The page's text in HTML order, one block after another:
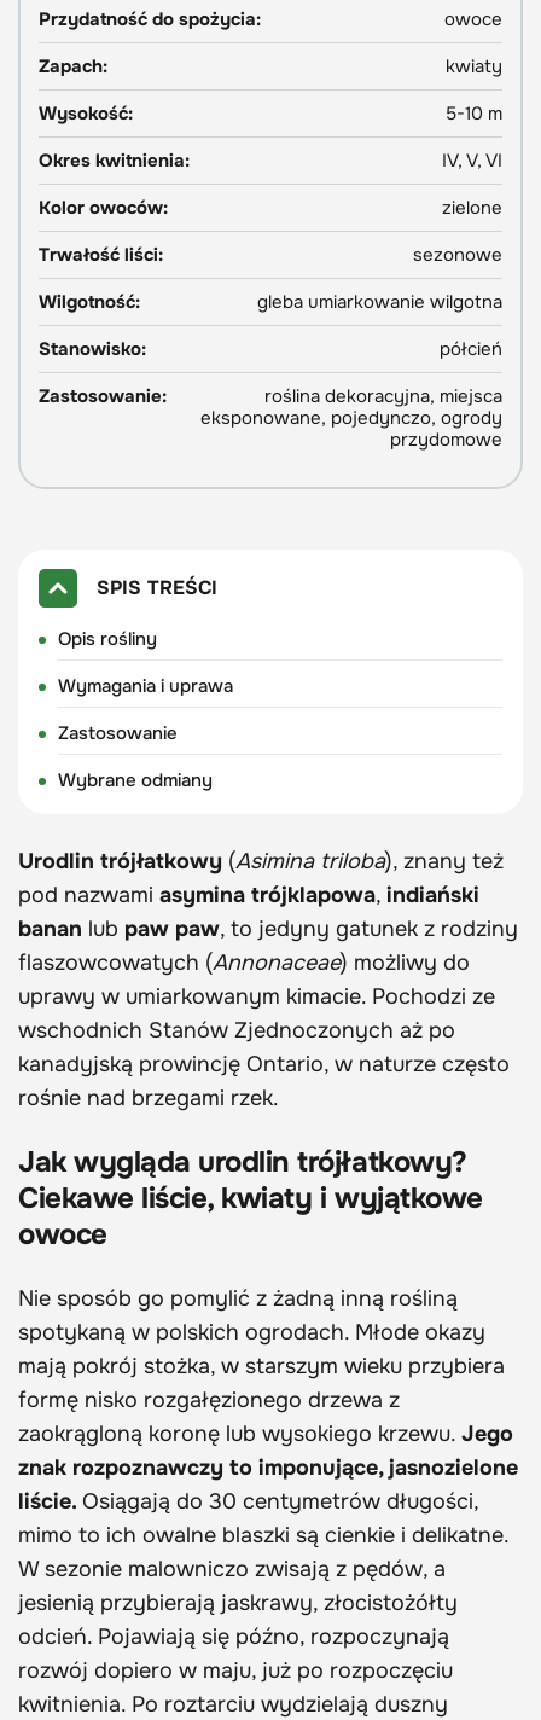
Przydatność do spożycia:
owoce
Zapach:
kwiaty
Wysokość:
5-10 m
Okres kwitnienia:
IV, V, VI
Kolor owoców:
zielone
Trwałość liści:
sezonowe
Wilgotność:
gleba umiarkowanie wilgotna
Stanowisko:
półcień
Zastosowanie:
roślina dekoracyjna, miejsca
eksponowane, pojedynczo, ogrody
przydomowe
SPIS TREŚCI
Opis rośliny
Wymagania i uprawa
Zastosowanie
Wybrane odmiany
Urodlin trójłatkowy (Asimina triloba), znany też
pod nazwami asymina trójklapowa, indiański
banan lub paw paw, to jedyny gatunek z rodziny
flaszowcowatych (Annonaceae) możliwy do
uprawy w umiarkowanym kimacie. Pochodzi ze
wschodnich Stanów Zjednoczonych aż po
kanadyjską prowincję Ontario, w naturze często
rośnie nad brzegami rzek.
Jak wygląda urodlin trójłatkowy?
Ciekawe liście, kwiaty i wyjątkowe
owoce
Nie sposób go pomylić z żadną inną rośliną
spotykaną w polskich ogrodach. Młode okazy
mają pokrój stożka, w starszym wieku przybiera
formę nisko rozgałęzionego drzewa z
zaokrągloną koronę lub wysokiego krzewu. Jego
znak rozpoznawczy to imponujące, jasnozielone
liście. Osiągają do 30 centymetrów długości,
mimo to ich owalne blaszki są cienkie i delikatne.
W sezonie malowniczo zwisają z pędów, a
jesienią przybierają jaskrawy, złocistożółty
odcień. Pojawiają się późno, rozpoczynają
rozwój dopiero w maju, już po rozpoczęciu
kwitnienia. Po roztarciu wydzielają duszny